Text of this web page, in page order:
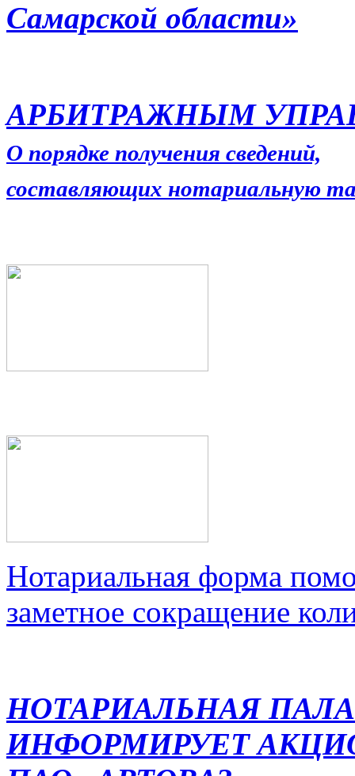
Самарской области»
АРБИТРАЖНЫМ
О порядке получения сведений,
составляющих нотариальную
Нотариальная форма
заметное сокращение
НОТАРИАЛЬНАЯ
ИНФОРМИРУЕТ